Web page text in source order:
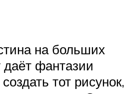
на больших
даёт фантазии
тот рисунок,